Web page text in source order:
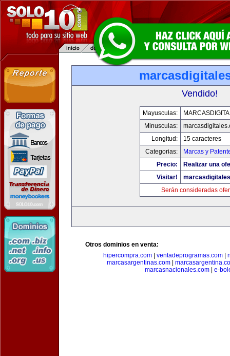
Vendido!
Mayusculas:
Minusculas:
Longitud:
15 caracteres
Categorias:
Marcas y
Precio:
Realizar una
Visitar!
Serán consideradas
Otros dominios en venta:
hipercompra.com
ventadeprogramas.com
marcasargentinas.com
marcasnacionales.com| e-